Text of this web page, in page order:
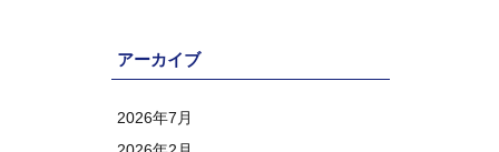
アーカイブ
2026年7月